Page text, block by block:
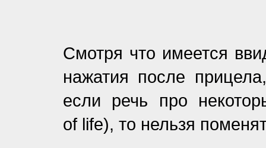
Смотря что имеется
нажатия после
если речь про
of life), то нельзя